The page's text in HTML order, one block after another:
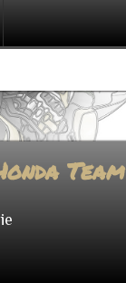
Team